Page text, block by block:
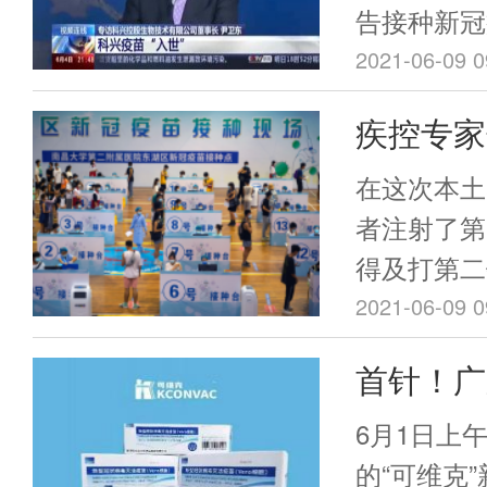
告接种新
地时间6月
国科兴新
单”。
疫苗接种
2021-06-09
疾控专
疫苗是“
染”
在这次本
者注射了
得及打第
邵一鸣解
二级预防
不是针对
打完疫苗
2021-06-09
首针！
开打
6月1日上
的“可维克